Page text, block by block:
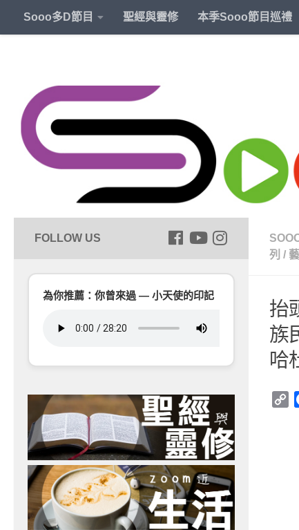
Sooo多D節目 聖經與靈修 本季Sooo節目巡禮
列 /
抬
族
哈
為你推薦：你曾來過 — 小天使的印記